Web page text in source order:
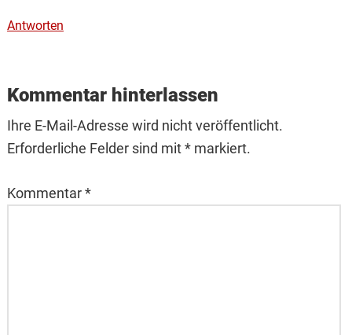
Antworten
Kommentar hinterlassen
Ihre E-Mail-Adresse wird nicht veröffentlicht.
Erforderliche Felder sind mit * markiert.
Kommentar*